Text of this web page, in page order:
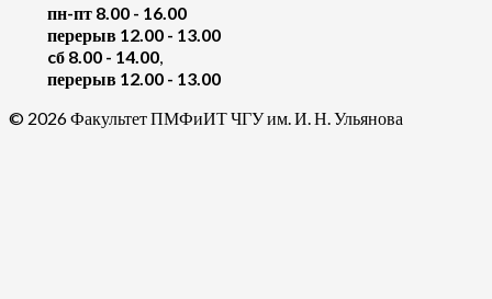
пн-пт 8.00 - 16.00
перерыв 12.00 - 13.00
cб 8.00 - 14.00,
перерыв 12.00 - 13.00
© 2026 Факультет ПМФиИТ ЧГУ им. И. Н. Ульянова